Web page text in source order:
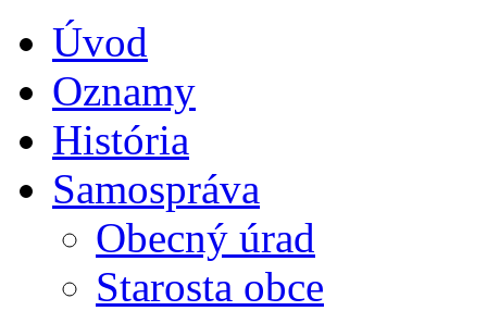
Úvod
Oznamy
História
Samospráva
Obecný úrad
Starosta obce